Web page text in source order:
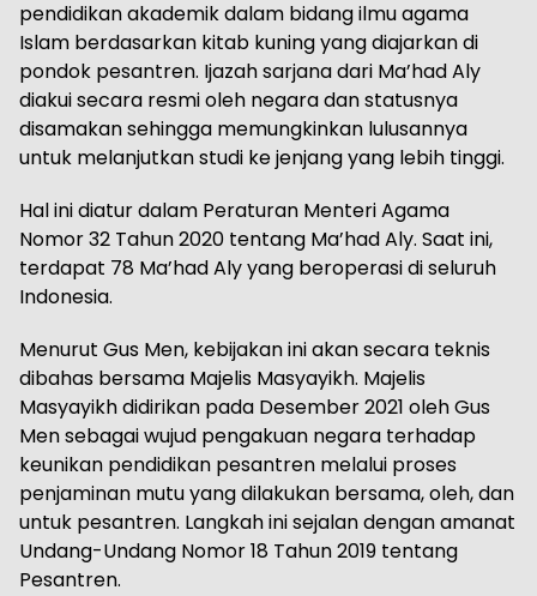
pendidikan akademik dalam bidang ilmu agama
Islam berdasarkan kitab kuning yang diajarkan di
pondok pesantren. Ijazah sarjana dari Ma’had Aly
diakui secara resmi oleh negara dan statusnya
disamakan sehingga memungkinkan lulusannya
untuk melanjutkan studi ke jenjang yang lebih tinggi.
Hal ini diatur dalam Peraturan Menteri Agama
Nomor 32 Tahun 2020 tentang Ma’had Aly. Saat ini,
terdapat 78 Ma’had Aly yang beroperasi di seluruh
Indonesia.
Menurut Gus Men, kebijakan ini akan secara teknis
dibahas bersama Majelis Masyayikh. Majelis
Masyayikh didirikan pada Desember 2021 oleh Gus
Men sebagai wujud pengakuan negara terhadap
keunikan pendidikan pesantren melalui proses
penjaminan mutu yang dilakukan bersama, oleh, dan
untuk pesantren. Langkah ini sejalan dengan amanat
Undang-Undang Nomor 18 Tahun 2019 tentang
Pesantren.